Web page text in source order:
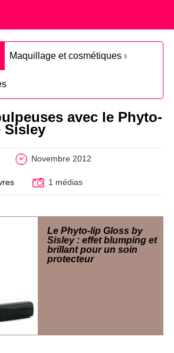
Maquillage et cosmétiques ›
avec le Phyto-
Sisley
Novembre 2012
1 médias
Le Phyto-lip Gloss by
Sisley : effet blumping et
brillant pour un soin
protecteur